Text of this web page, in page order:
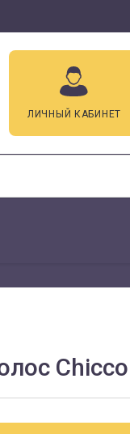
ЛИЧНЫЙ КАБИНЕТ